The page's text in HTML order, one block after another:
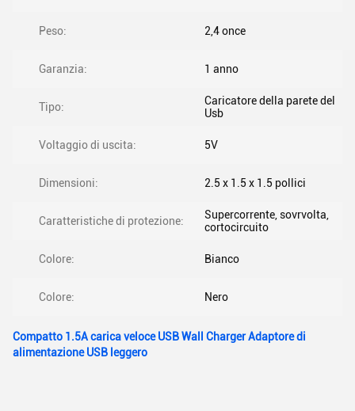
Peso: 2,4 once
Garanzia: 1 anno
Tipo:
Caricatore della parete del
Usb
Voltaggio di uscita: 5V
Dimensioni: 2.5 x 1.5 x 1.5 pollici
Caratteristiche di protezione:
Supercorrente, sovrvolta,
cortocircuito
Colore: Bianco
Colore: Nero
Compatto 1.5A carica veloce USB Wall Charger Adaptore di
alimentazione USB leggero